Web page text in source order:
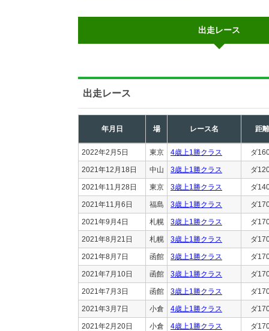
出走レース
出走レース
年月日 場 レース名 距離
2022年2月5日 東京 4歳上1勝クラス ダ
2021年12月18日 中山 3歳上1勝クラス ダ
2021年11月28日 東京 3歳上1勝クラス ダ
2021年11月6日 福島 3歳上1勝クラス ダ
2021年9月4日 札幌 3歳上1勝クラス ダ
2021年8月21日 札幌 3歳上1勝クラス ダ
2021年8月7日 函館 3歳上1勝クラス ダ
2021年7月10日 函館 3歳上1勝クラス ダ
2021年7月3日 函館 3歳上1勝クラス ダ
2021年3月7日 小倉 4歳上1勝クラス ダ
2021年2月20日 小倉 4歳上1勝クラス ダ